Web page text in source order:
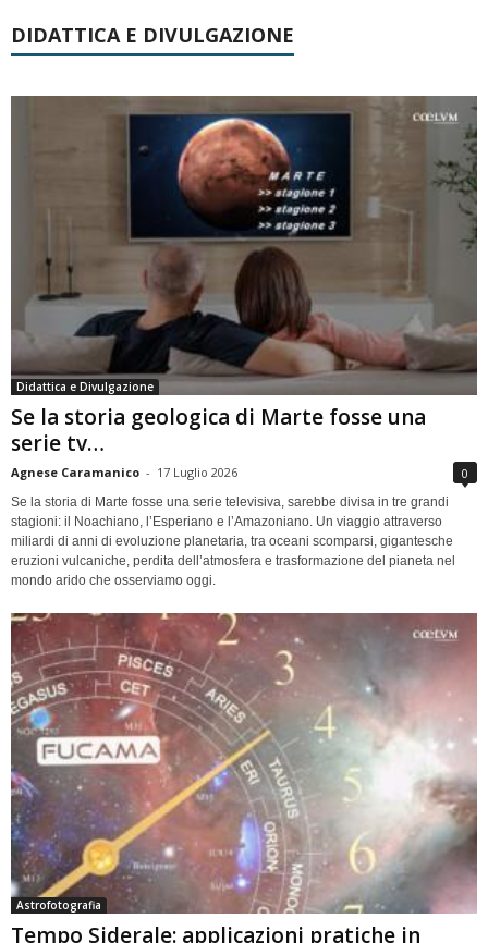
DIDATTICA E DIVULGAZIONE
Didattica e Divulgazione
Se la storia geologica di Marte fosse una
serie tv…
Agnese Caramanico - 17 Luglio 2026 0
Se la storia di Marte fosse una serie televisiva, sarebbe divisa in tre grandi
stagioni: il Noachiano, l’Esperiano e l’Amazoniano. Un viaggio attraverso
miliardi di anni di evoluzione planetaria, tra oceani scomparsi, gigantesche
eruzioni vulcaniche, perdita dell’atmosfera e trasformazione del pianeta nel
mondo arido che osserviamo oggi.
Astrofotografia
Tempo Siderale: applicazioni pratiche in